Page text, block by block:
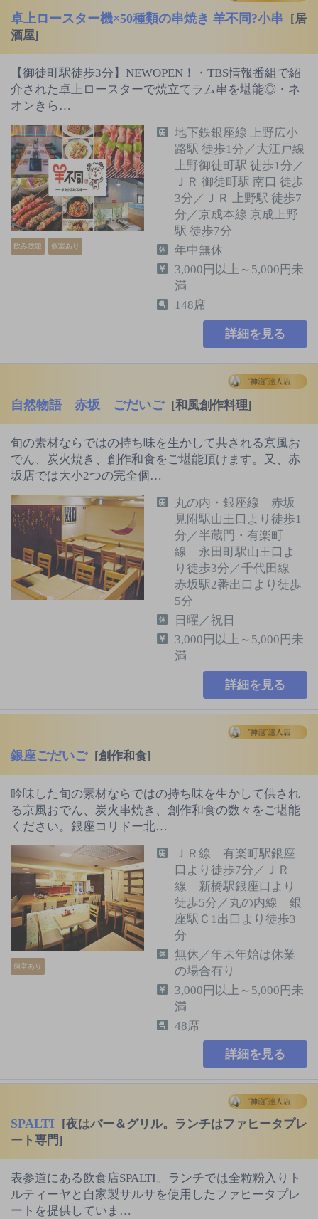
卓上ロースター機×50種類の串焼き 羊不同?小串
[居
酒屋]
【御徒町駅徒歩3分】NEWOPEN！・TBS情報番組で紹
介された卓上ロースターで焼立てラム串を堪能◎・ネ
オンきら…
飲み放題 個室あり
地下鉄銀座線 上野広小
路駅 徒歩1分／大江戸線
上野御徒町駅 徒歩1分／
ＪＲ 御徒町駅 南口 徒歩
3分／ＪＲ 上野駅 徒歩7
分／京成本線 京成上野
駅 徒歩7分
年中無休
3,000円以上～5,000円未
満
148席
詳細を見る
自然物語 赤坂 ごだいご [和風創作料理]
旬の素材ならではの持ち味を生かして共される京風お
でん、炭火焼き、創作和食をご堪能頂けます。又、赤
坂店では大小2つの完全個…
丸の内・銀座線 赤坂
見附駅山王口より徒歩1
分／半蔵門・有楽町
線 永田町駅山王口よ
り徒歩3分／千代田線
赤坂駅2番出口より徒歩
5分
日曜／祝日
3,000円以上～5,000円未
満
詳細を見る
銀座ごだいご [創作和食]
吟味した旬の素材ならではの持ち味を生かして供され
る京風おでん、炭火串焼き、創作和食の数々をご堪能
ください。銀座コリドー北…
個室あり
ＪＲ線 有楽町駅銀座
口より徒歩7分／ＪＲ
線 新橋駅銀座口より
徒歩5分／丸の内線 銀
座駅Ｃ1出口より徒歩3
分
無休／年末年始は休業
の場合有り
3,000円以上～5,000円未
満
48席
詳細を見る
SPALTI
[夜はバー＆グリル。ランチはファヒータプレ
ート専門]
表参道にある飲食店SPALTI。ランチでは全粒粉入りト
ルティーヤと自家製サルサを使用したファヒータプレ
ートを提供していま…